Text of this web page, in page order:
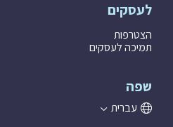
לעסקים
הצטרפות
תמיכה לעסקים
שפה
עברית